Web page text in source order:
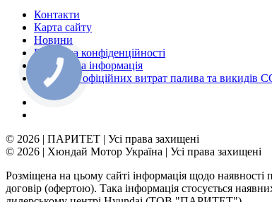
Контакти
Карта сайту
Новини
Політика конфіденційності
Юридична інформація
Довідник офіційних витрат палива та викидів
© 2026 | ПАРИТЕТ | Усі права захищені
© 2026 | Хюндай Мотор Україна | Усі права захищені
Розміщена на цьому сайті інформація щодо наявності
договір (офертою). Така інформація стосується